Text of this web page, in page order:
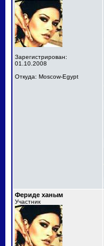
Зарегистрирован:
01.10.2008
Откуда: Moscow-Egypt
Фериде ханым
Участник